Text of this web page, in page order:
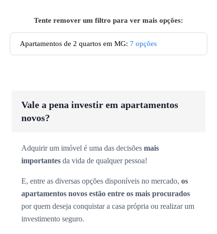
Tente remover um filtro para ver mais opções:
Apartamentos de 2 quartos em MG: 7 opções
Vale a pena investir em apartamentos
novos?
Adquirir um imóvel é uma das decisões mais
importantes da vida de qualquer pessoa!
E, entre as diversas opções disponíveis no mercado, os
apartamentos novos estão entre os mais procurados
por quem deseja conquistar a casa própria ou realizar um
investimento seguro.